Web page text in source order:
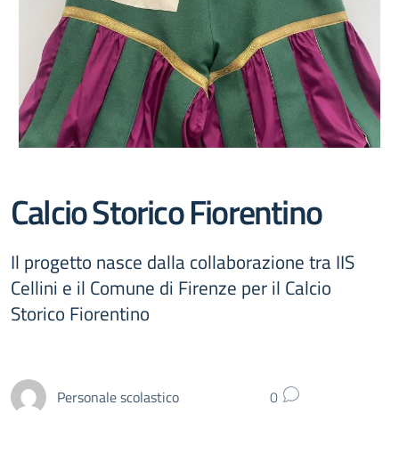
Calcio Storico Fiorentino
Il progetto nasce dalla collaborazione tra IIS
Cellini e il Comune di Firenze per il Calcio
Storico Fiorentino
Personale scolastico 0